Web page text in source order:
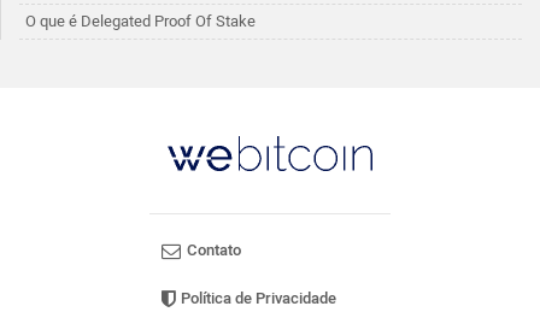
O que é Delegated Proof Of Stake
Contato
Política de Privacidade